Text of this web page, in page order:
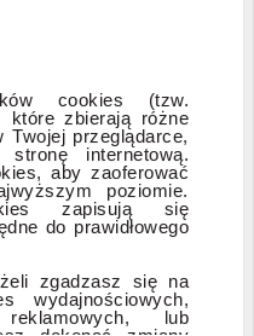
cookies (tzw.
które zbierają różne
przeglądarce,
internetową.
aby zaoferować
poziomie.
zapisują się
do prawidłowego
zgadzasz się na
wydajnościowych,
lub